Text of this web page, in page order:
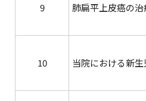
9 肺扁平上皮癌の
10 当院における新